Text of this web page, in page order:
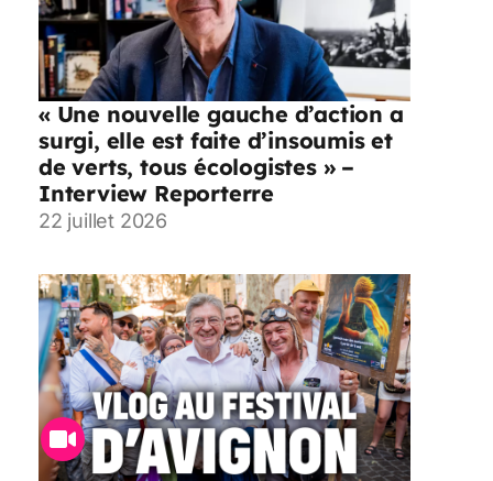
« Une nouvelle gauche d’action a
surgi, elle est faite d’insoumis et
de verts, tous écologistes » –
Interview Reporterre
22 juillet 2026